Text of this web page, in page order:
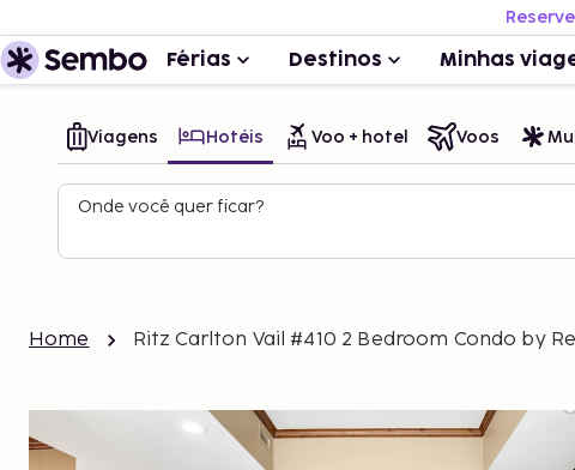
Férias Destinos Minhas
Viagens Hotéis Voo + hotel Voos
Onde você quer ficar?
Home Ritz Carlton Vail #410 2 Bedroom Condo by